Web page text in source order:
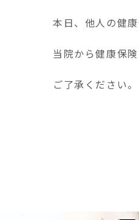
本日、他人の健
当院から健康保
ご了承ください。